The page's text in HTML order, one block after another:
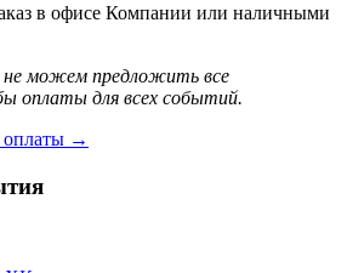
в офисе Компании или наличными
можем предложить все
оплаты для всех событий.
оплаты →